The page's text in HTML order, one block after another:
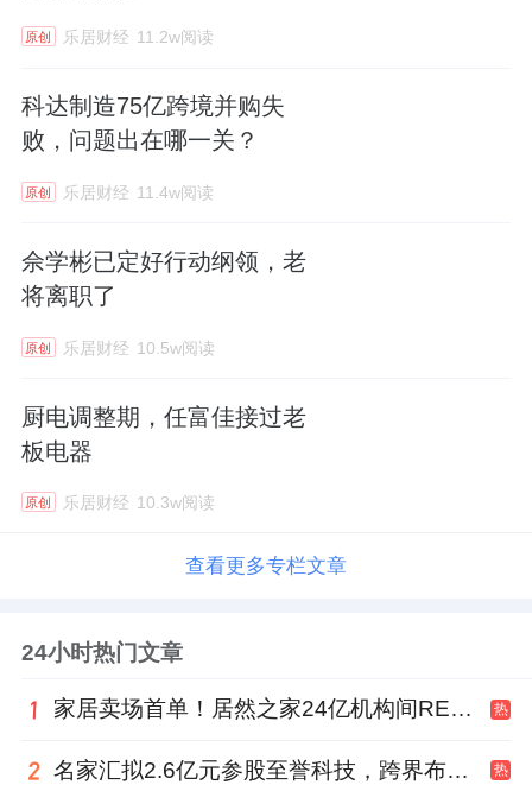
原创 乐居财经 11.2w阅读
科达制造75亿跨境并购失
败，问题出在哪一关？
原创 乐居财经 11.4w阅读
佘学彬已定好行动纲领，老
将离职了
原创 乐居财经 10.5w阅读
厨电调整期，任富佳接过老
板电器
原创 乐居财经 10.3w阅读
查看更多专栏文章
24小时热门文章
家居卖场首单！居然之家24亿机构间REITs获深交所无异议函 热
名家汇拟2.6亿元参股至誉科技，跨界布局工业级固态存储 热